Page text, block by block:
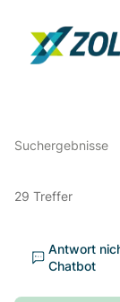
content
Go to landing
Suchergebnisse
29 Treffer
Antwort
Chatbot